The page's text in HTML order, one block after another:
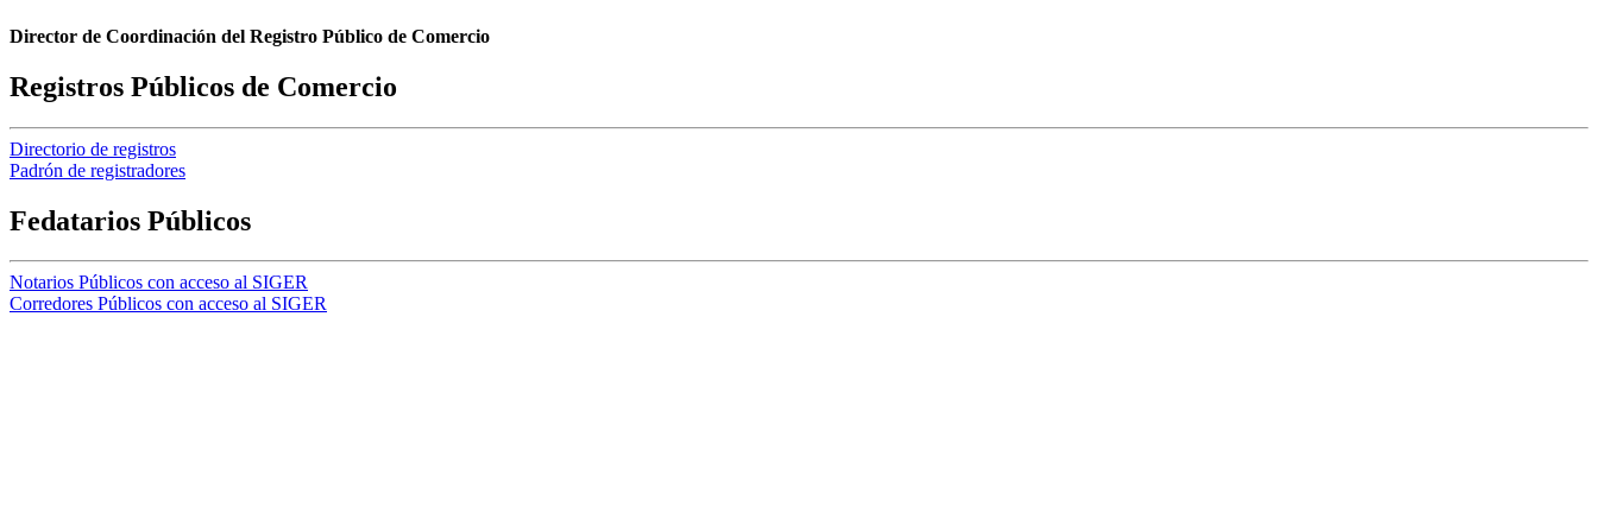
Director de Coordinación del Registro Público de Comercio
Registros Públicos de Comercio
Directorio de registros
Padrón de registradores
Fedatarios Públicos
Notarios Públicos con acceso al SIGER
Corredores Públicos con acceso al SIGER